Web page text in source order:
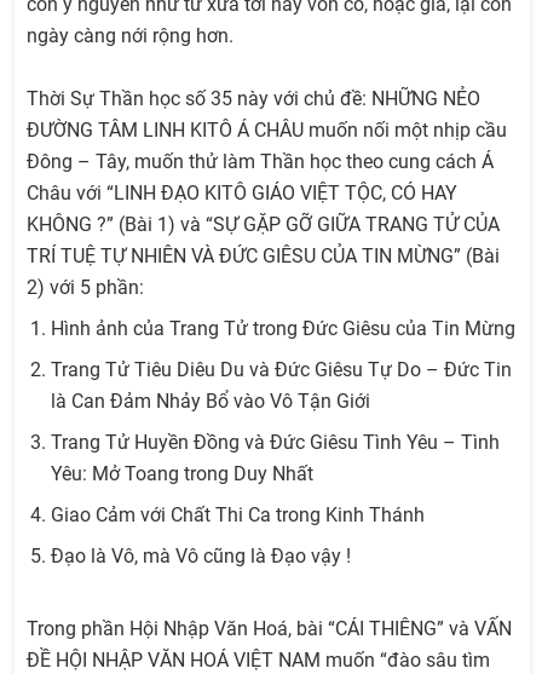
ngày càng nới rộng hơn.
Thời Sự Thần học số 35 này với chủ đề: NHỮNG NẺO
ĐƯỜNG TÂM LINH KITÔ Á CHÂU muốn nối một nhịp cầu
Đông – Tây, muốn thử làm Thần học theo cung cách Á
Châu với “LINH ĐẠO KITÔ GIÁO VIỆT TỘC, CÓ HAY
KHÔNG ?” (Bài 1) và “SỰ GẶP GỠ GIỮA TRANG TỬ CỦA
TRÍ TUỆ TỰ NHIÊN VÀ ĐỨC GIÊSU CỦA TIN MỪNG” (Bài
2) với 5 phần:
Hình ảnh của Trang Tử trong Đức Giêsu của Tin Mừng
Trang Tử Tiêu Diêu Du và Đức Giêsu Tự Do – Đức Tin
là Can Đảm Nhảy Bổ vào Vô Tận Giới
Trang Tử Huyền Đồng và Đức Giêsu Tình Yêu – Tình
Yêu: Mở Toang trong Duy Nhất
Giao Cảm với Chất Thi Ca trong Kinh Thánh
Đạo là Vô, mà Vô cũng là Đạo vậy !
Trong phần Hội Nhập Văn Hoá, bài “CÁI THIÊNG” và VẤN
ĐỀ HỘI NHẬP VĂN HOÁ VIỆT NAM muốn “đào sâu tìm